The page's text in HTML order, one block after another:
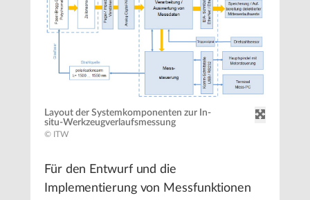
Layout der Systemkomponenten zur In-
situ-Werkzeugverlaufsmessung
© ITW
Für den Entwurf und die
Implementierung von Messfunktionen